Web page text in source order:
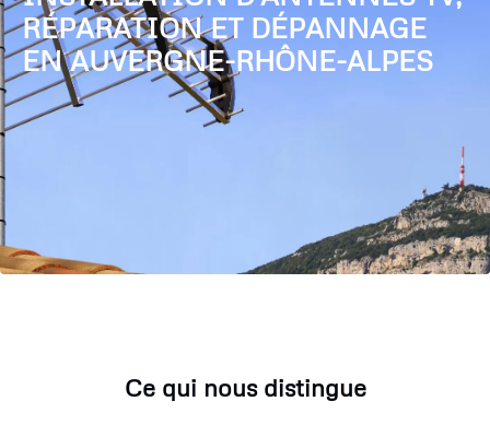
RÉPARATION ET DÉPANNAGE
EN AUVERGNE-RHÔNE-ALPES
Ce qui nous distingue